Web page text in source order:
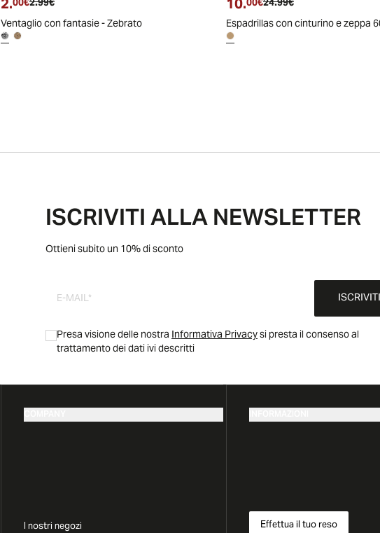
Ventaglio con fantasie - Zebrato
ISCRIVITI ALLA NEWSLETTER
Ottieni subito un 10% di sconto
ISCRIVITI
Presa visione delle nostraInformativa Privacysi presta il consenso al
trattamento dei dati ivi descritti
I nostri negozi Effettua il tuo reso